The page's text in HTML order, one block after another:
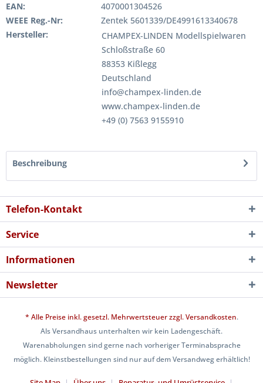
EAN:
4070001304526
WEEE Reg.-Nr:
Zentek 5601339/DE4991613340678
Hersteller:
CHAMPEX-LINDEN Modellspielwaren
Schloßstraße 60
88353 Kißlegg
Deutschland
info@champex-linden.de
www.champex-linden.de
+49 (0) 7563 9155910
Beschreibung
Telefon-Kontakt
Service
Informationen
Newsletter
* Alle Preise inkl. gesetzl. Mehrwertsteuer zzgl.Versandkosten.
Als Versandhaus unterhalten wir kein Ladengeschäft.
Warenabholungen sind gerne nach vorheriger Terminabsprache
möglich. Kleinstbestellungen sind nur auf dem Versandweg erhältlich!